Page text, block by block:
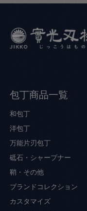
包丁商品一覧
和包丁
洋包丁
万能片刃包丁
砥石・シャープナー
鞘・その他
ブランドコレクション
カスタマイズ